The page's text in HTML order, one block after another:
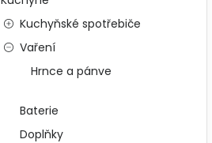
Kuchyňské spotřebiče
Vaření
Hrnce a pánve
Baterie
Doplňky